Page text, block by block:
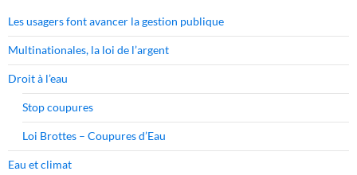
Les usagers font avancer la gestion publique
Multinationales, la loi de l’argent
Droit à l’eau
Stop coupures
Loi Brottes – Coupures d’Eau
Eau et climat